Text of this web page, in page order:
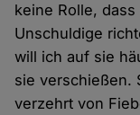
keine Rolle,
Unschuldige
will ich auf sie
sie verschießen.
verzehrt von